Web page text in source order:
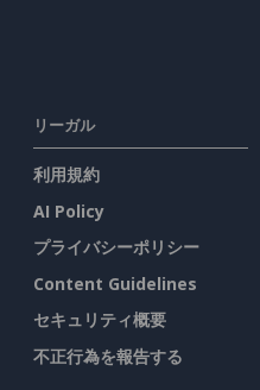
リーガル
利用規約
AI Policy
プライバシーポリシー
Content Guidelines
セキュリティ概要
不正行為を報告する